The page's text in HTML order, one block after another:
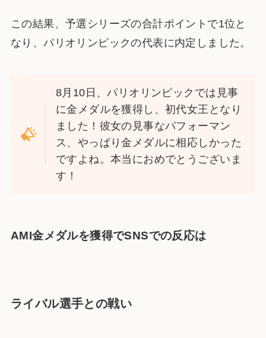
この結果、予選シリーズの合計ポイントで1位と
なり、パリオリンピックの代表に内定しました。
8月10日、パリオリンピックでは見事
に金メダルを獲得し、初代女王となり
ました！彼女の見事なパフォーマン
ス、やっぱり金メダルに相応しかった
ですよね。本当におめでとうございま
す！
AMI金メダルを獲得でSNSでの反応は
ライバル選手との戦い